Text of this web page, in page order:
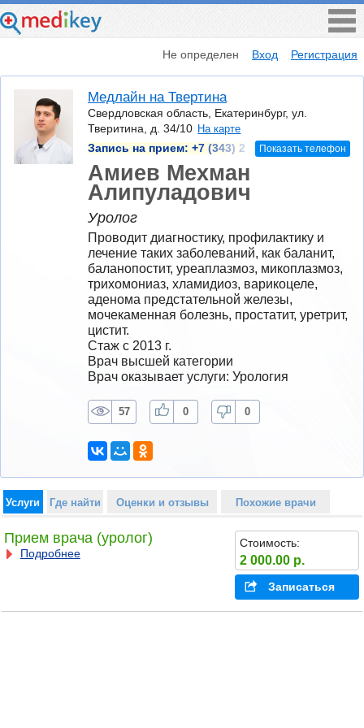
Не определен Вход Регистрация
Медлайн на Твертина
Свердловская область, Екатеринбург, ул.
Тверитина, д. 34/10 На карте
Запись на прием: +7 (343) 2 Показать телефон
Амиев Мехман
Алипуладович
Уролог
Проводит диагностику, профилактику и
лечение таких заболеваний, как баланит,
баланопостит, уреаплазмоз, микоплазмоз,
трихомониаз, хламидиоз, варикоцеле,
аденома предстательной железы,
мочекаменная болезнь, простатит, уретрит,
цистит.
Стаж с 2013 г.
Врач высшей категории
Врач оказывает услуги: Урология
57 0 0
Услуги Где найти Оценки и отзывы Похожие врачи
Прием врача (уролог)
Подробнее
Стоимость:
2 000.00 р.
Записаться